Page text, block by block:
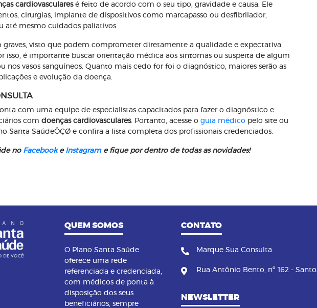
cardiovascularesé feito de acordo com o seu tipo, gravidade e causa. Ele
cirurgias, implante de dispositivos como marcapasso ou desfibrilador,
até mesmo cuidados paliativos.
graves, visto que podem comprometer diretamente a qualidade e expectativa
isso, é importante buscar orientação médica aos sintomas ou suspeita de algum
nos vasos sanguíneos. Quanto mais cedo for foi o diagnóstico, maiores serão as
e evolução da doença.
com uma equipe de especialistas capacitados para fazer o diagnóstico e
com doenças cardiovasculares. Portanto, acesse o guia médico pelo site ou
Santa SaúdeÔÇØ e confira a lista completa dos profissionais credenciados.
no Facebook e Instagram e fique por dentro de todas as novidades!
QUEM SOMOS
O Plano Santa Saúde
oferece uma rede
referenciada e credenciada,
com médicos de ponta à
disposição dos seus
beneficiários, sempre
CONTATO
Marque Sua Consulta
Rua Antônio Bento, nº 162 -
NEWSLETTER